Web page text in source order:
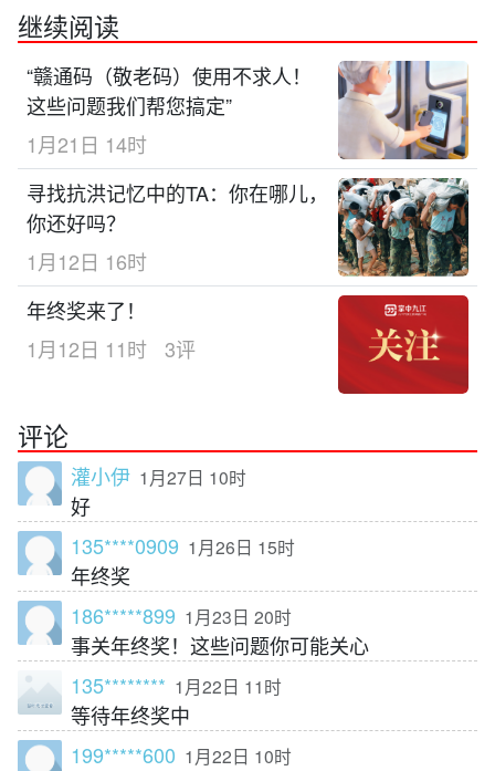
继续阅读
“赣通码（敬老码）使用不求人！
这些问题我们帮您搞定”
1月21日 14时
寻找抗洪记忆中的TA：你在哪儿，
你还好吗？
1月12日 16时
年终奖来了！
1月12日 11时
3评
评论
灌小伊 1月27日 10时
好
135****0909 1月26日 15时
年终奖
186*****899 1月23日 20时
事关年终奖！这些问题你可能关心
135******** 1月22日 11时
等待年终奖中
199*****600 1月22日 10时